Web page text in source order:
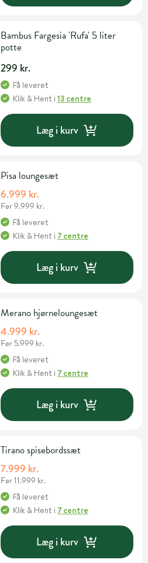
Bambus Fargesia 'Rufa' 5 liter
potte
299 kr.
Få leveret
Klik & Hent i13 centre
Læg i kurv
Pisa loungesæt
6.999 kr.
Før 9.999 kr.
Få leveret
Klik & Hent i 7 centre
Læg i kurv
Merano hjørneloungesæt
4.999 kr.
Før 5.999 kr.
Få leveret
Klik & Hent i 7 centre
Læg i kurv
Tirano spisebordssæt
7.999 kr.
Før 11.999 kr.
Få leveret
Klik & Hent i 7 centre
Læg i kurv